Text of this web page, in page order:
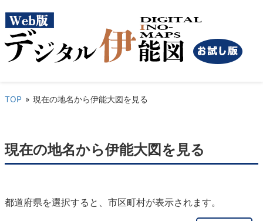
TOP 現在の地名から伊能大図を見る
現在の地名から伊能大図を見る
都道府県を選択すると、市区町村が表示されます。